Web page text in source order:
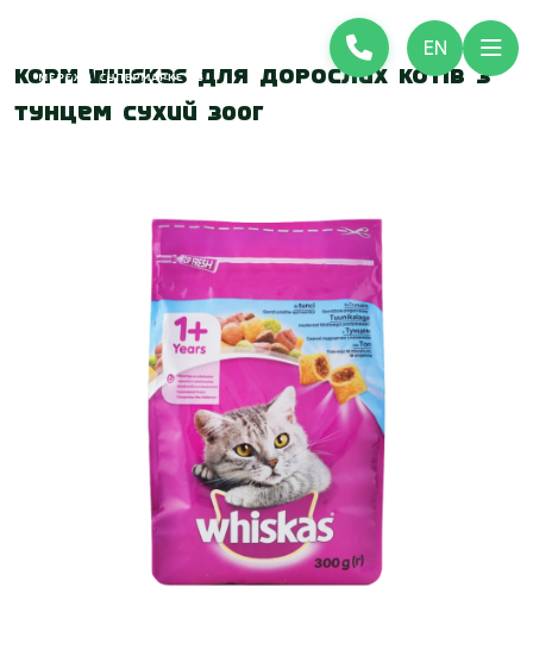
EN
Корм Whiskas для дорослих котів з
тунцем сухий 300г